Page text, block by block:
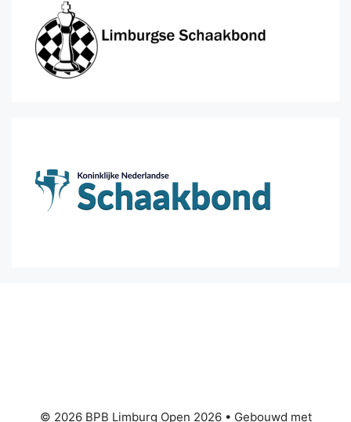
© 2026 BPB Limburg Open 2026• Gebouwd met